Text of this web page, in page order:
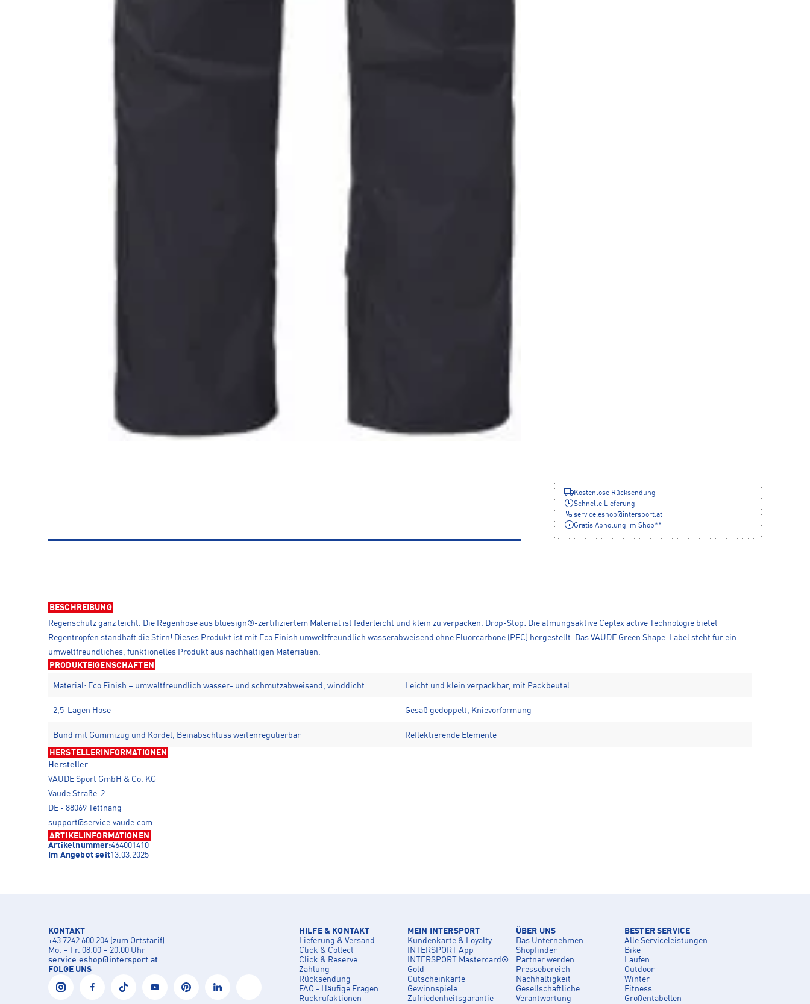
Kostenlose Rücksendung
Schnelle Lieferung
service.eshop@intersport.at
Gratis Abholung im Shop**
BESCHREIBUNG
Regenschutz ganz leicht. Die Regenhose aus bluesign®-zertifiziertem Material ist federleicht und klein zu verpacken. Drop-Stop: Die atmungsaktive Ceplex active Technologie bietet
Regentropfen standhaft die Stirn! Dieses Produkt ist mit Eco Finish umweltfreundlich wasserabweisend ohne Fluorcarbone (PFC) hergestellt. Das VAUDE Green Shape-Label steht für ein
umweltfreundliches, funktionelles Produkt aus nachhaltigen Materialien.
PRODUKTEIGENSCHAFTEN
Material: Eco Finish – umweltfreundlich wasser- und schmutzabweisend, winddicht Leicht und klein verpackbar, mit Packbeutel
2,5-Lagen Hose Gesäß gedoppelt, Knievorformung
Bund mit Gummizug und Kordel, Beinabschluss weitenregulierbar Reflektierende Elemente
HERSTELLERINFORMATIONEN
Hersteller
VAUDE Sport GmbH & Co. KG
Vaude Straße 2
DE - 88069 Tettnang
support@service.vaude.com
ARTIKELINFORMATIONEN
Artikelnummer:464001410
Im Angebot seit13.03.2025
KONTAKT
+43 7242 600 204 (zum Ortstarif)
Mo. – Fr. 08:00 – 20:00 Uhr
service.eshop@intersport.at
FOLGE UNS
HILFE & KONTAKT
Lieferung & Versand
Click & Collect
Click & Reserve
Zahlung
Rücksendung
FAQ - Häufige Fragen
Rückrufaktionen
MEIN INTERSPORT
Kundenkarte & Loyalty
INTERSPORT App
INTERSPORT Mastercard®
Gold
Gutscheinkarte
Gewinnspiele
Zufriedenheitsgarantie
ÜBER UNS
Das Unternehmen
Shopfinder
Partner werden
Pressebereich
Nachhaltigkeit
Gesellschaftliche
Verantwortung
BESTER SERVICE
Alle Serviceleistungen
Bike
Laufen
Outdoor
Winter
Fitness
Größentabellen